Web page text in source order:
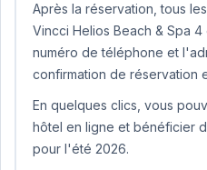
Après la réservation, tous
Vincci Helios Beach & Spa
numéro de téléphone et
confirmation de réservation
En quelques clics, vous
hôtel en ligne et bénéficier
pour l'été 2026.